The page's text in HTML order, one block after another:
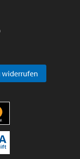
widerrufen